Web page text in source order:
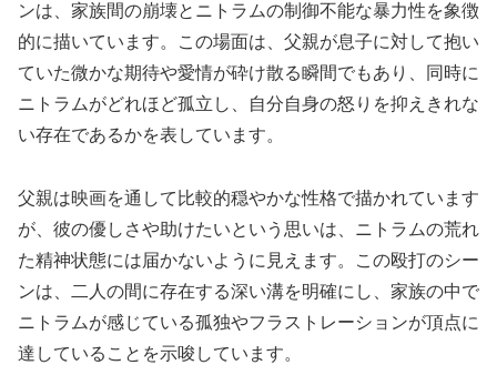
ンは、家族間の崩壊とニトラムの制御不能な暴力性を象徴
的に描いています。この場面は、父親が息子に対して抱い
ていた微かな期待や愛情が砕け散る瞬間でもあり、同時に
ニトラムがどれほど孤立し、自分自身の怒りを抑えきれな
い存在であるかを表しています。
父親は映画を通して比較的穏やかな性格で描かれています
が、彼の優しさや助けたいという思いは、ニトラムの荒れ
た精神状態には届かないように見えます。この殴打のシー
ンは、二人の間に存在する深い溝を明確にし、家族の中で
ニトラムが感じている孤独やフラストレーションが頂点に
達していることを示唆しています。